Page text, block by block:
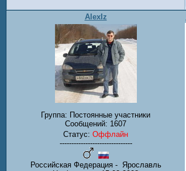
AlexIz
Группа: Постоянные участники
Сообщений: 1607
Статус: Оффлайн
-------------------------------
Российская Федерация - Ярославль